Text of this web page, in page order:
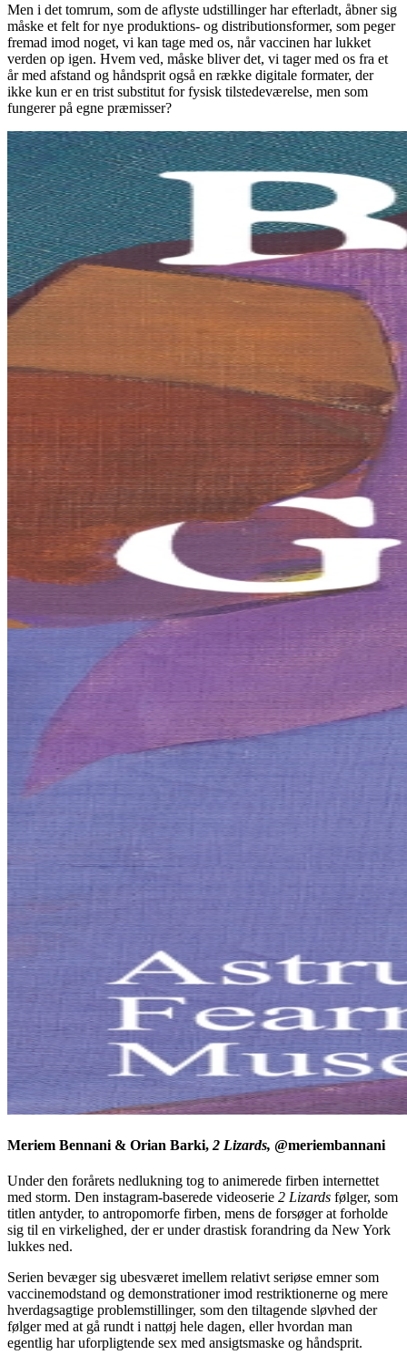
Men i det tomrum, som de aflyste udstillinger har efterladt, åbner sig
måske et felt for nye produktions- og distributionsformer, som peger
fremad imod noget, vi kan tage med os, når vaccinen har lukket
verden op igen. Hvem ved, måske bliver det, vi tager med os fra et
år med afstand og håndsprit også en række digitale formater, der
ikke kun er en trist substitut for fysisk tilstedeværelse, men som
fungerer på egne præmisser?
Meriem Bennani & Orian Barki, 2 Lizards, @meriembannani
Under den forårets nedlukning tog to animerede firben internettet
med storm. Den instagram-baserede videoserie 2 Lizards følger, som
titlen antyder, to antropomorfe firben, mens de forsøger at forholde
sig til en virkelighed, der er under drastisk forandring da New York
lukkes ned.
Serien bevæger sig ubesværet imellem relativt seriøse emner som
vaccinemodstand og demonstrationer imod restriktionerne og mere
hverdagsagtige problemstillinger, som den tiltagende sløvhed der
følger med at gå rundt i nattøj hele dagen, eller hvordan man
egentlig har uforpligtende sex med ansigtsmaske og håndsprit.